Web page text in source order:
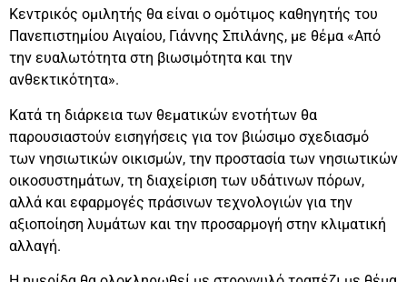
Κεντρικός ομιλητής θα είναι ο ομότιμος καθηγητής του
Πανεπιστημίου Αιγαίου, Γιάννης Σπιλάνης, με θέμα «Από
την ευαλωτότητα στη βιωσιμότητα και την
ανθεκτικότητα».
Κατά τη διάρκεια των θεματικών ενοτήτων θα
παρουσιαστούν εισηγήσεις για τον βιώσιμο σχεδιασμό
των νησιωτικών οικισμών, την προστασία των νησιωτικών
οικοσυστημάτων, τη διαχείριση των υδάτινων πόρων,
αλλά και εφαρμογές πράσινων τεχνολογιών για την
αξιοποίηση λυμάτων και την προσαρμογή στην κλιματική
αλλαγή.